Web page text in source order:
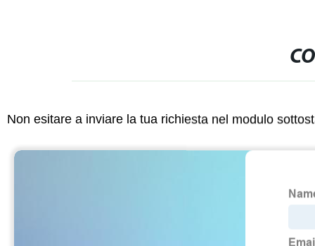
Non esitare a inviare la tua richiesta nel modulo